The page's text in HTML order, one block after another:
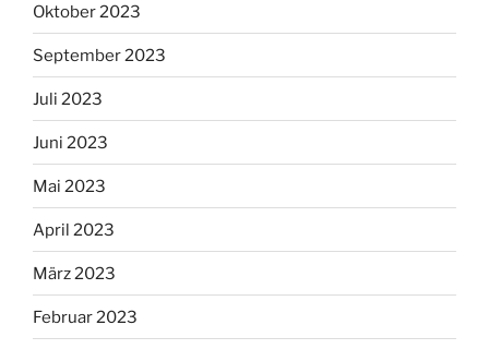
Oktober 2023
September 2023
Juli 2023
Juni 2023
Mai 2023
April 2023
März 2023
Februar 2023